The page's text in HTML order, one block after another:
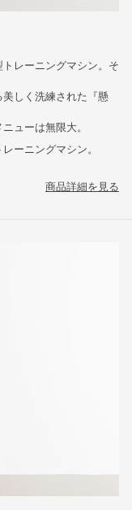
レーニングマシン。そ
しく洗練された『懸
ューは無限大。
ーニングマシン。
商品詳細を見る